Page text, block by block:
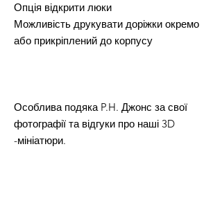
Опція відкрити люки
Можливість друкувати доріжки окремо
або прикріплений до корпусу
Особлива подяка P.H. Джонс за свої
фотографії та відгуки про наші 3D
-мініатюри.